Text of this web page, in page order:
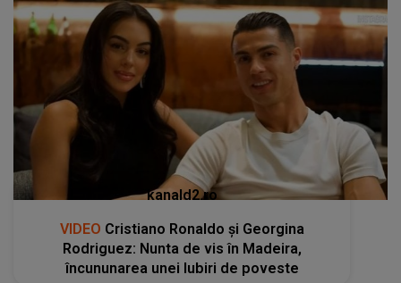
kanald2.ro
VIDEO Cristiano Ronaldo și Georgina
Rodriguez: Nunta de vis în Madeira,
încununarea unei Iubiri de poveste